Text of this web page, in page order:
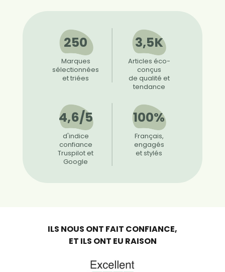
250
Marques
sélectionnées
et triées
3,5K
Articles éco-
conçus
de qualité et
tendance
4,6/5
d'indice
confiance
Truspilot et
Google
100%
Français,
engagés
et stylés
ILS NOUS ONT FAIT CONFIANCE,
ET ILS ONT EU RAISON